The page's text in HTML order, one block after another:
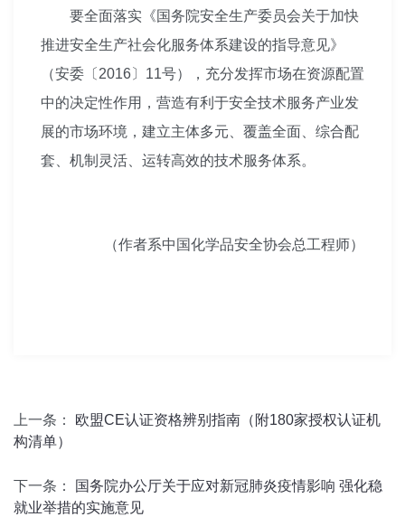
要全面落实《国务院安全生产委员会关于加快
推进安全生产社会化服务体系建设的指导意见》
（安委〔2016〕11号），充分发挥市场在资源配置
中的决定性作用，营造有利于安全技术服务产业发
展的市场环境，建立主体多元、覆盖全面、综合配
套、机制灵活、运转高效的技术服务体系。
（作者系中国化学品安全协会总工程师）
上一条： 欧盟CE认证资格辨别指南（附180家授权认证机
构清单）
下一条：
国务院办公厅关于应对新冠肺炎疫情影响 强化稳
就业举措的实施意见